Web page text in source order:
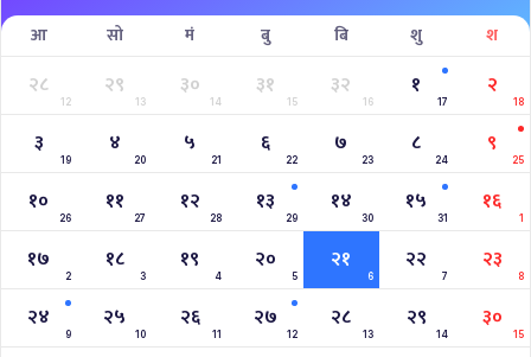
आ सो मं बु बि शु श
२८
12
२९
13
३०
14
३१
15
३२
16
१
17
२
18
३
19
४
20
५
21
६
22
७
23
८
24
९
25
१०
26
११
27
१२
28
१३
29
१४
30
१५
31
१६
1
१७
2
१८
3
१९
4
२०
5
२१
6
२२
7
२३
8
२४
9
२५
10
२६
11
२७
12
२८
13
२९
14
३०
15